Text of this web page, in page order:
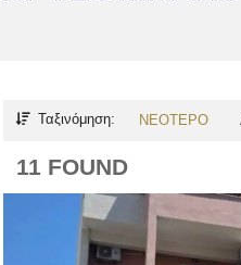
Ταξινόμηση: ΝΕΌΤΕΡΟ
11 FOUND